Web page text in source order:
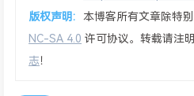
版权声明:
本博客所有文章除特
NC-SA 4.0 许可协议。转载请注
志 ！